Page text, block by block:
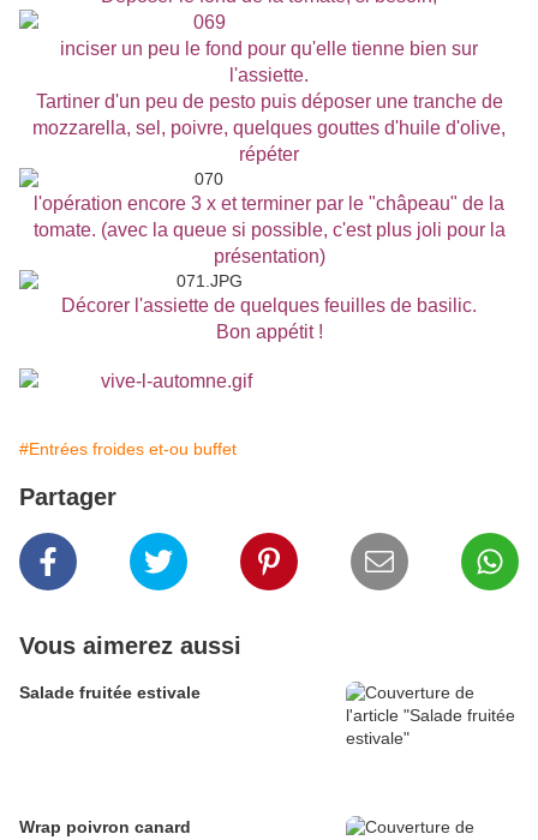
inciser un peu le fond pour qu'elle tienne bien sur
l'assiette.
Tartiner d'un peu de pesto puis déposer une tranche de
mozzarella, sel, poivre, quelques gouttes d'huile d'olive,
répéter
l'opération encore 3 x et terminer par le "châpeau" de la
tomate. (avec la queue si possible, c'est plus joli pour la
présentation)
Décorer l'assiette de quelques feuilles de basilic.
Bon appétit !
#Entrées froides et-ou buffet
Partager
Vous aimerez aussi
Salade fruitée estivale
Wrap poivron canard